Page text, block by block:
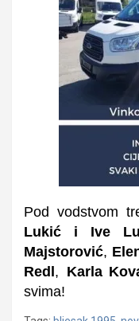
Pod vodstvom
Lukić i Ive
Majstorović,
Redl, Karla
svima!